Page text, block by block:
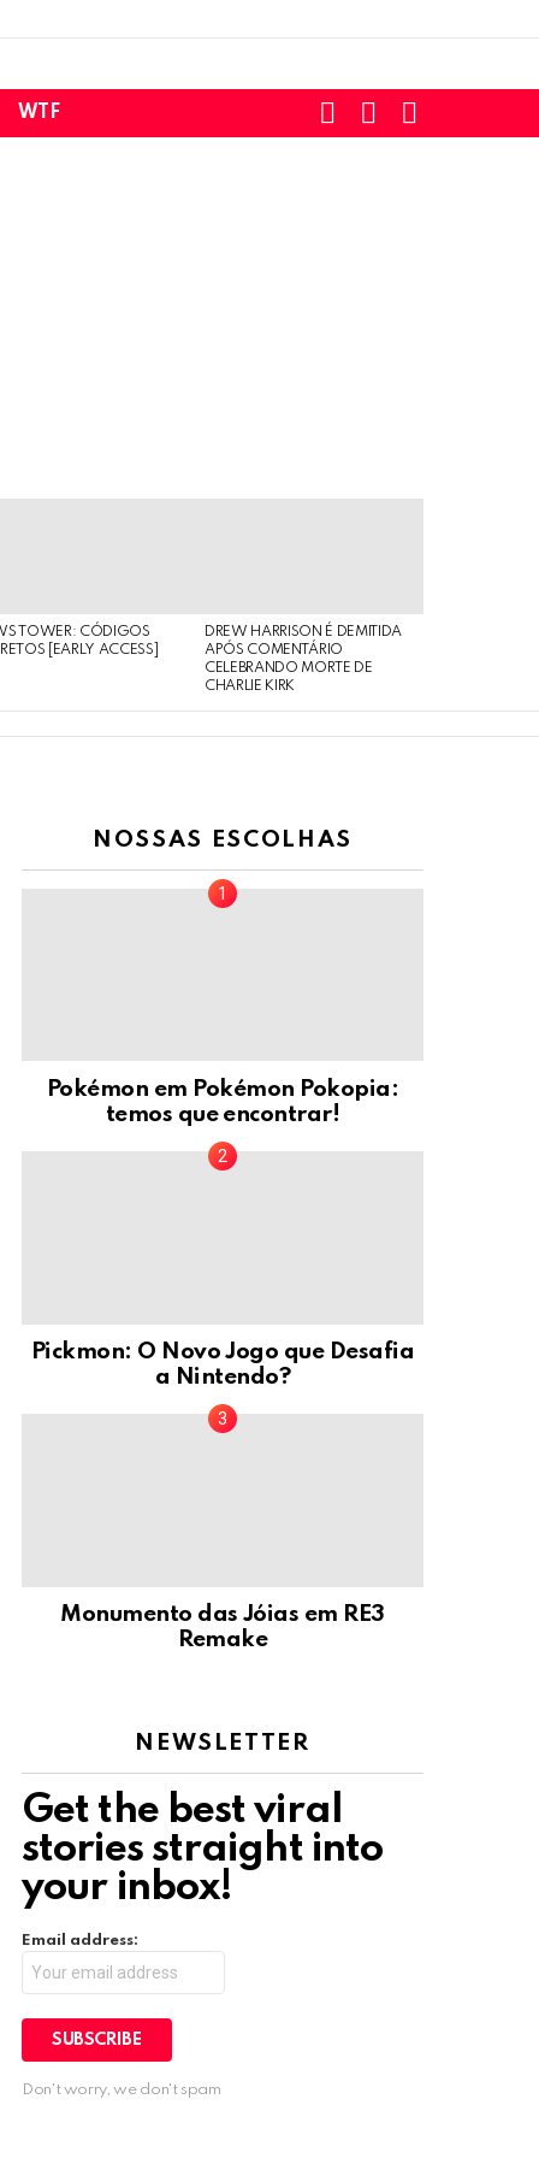
WTF
SWITCH
SKIN
SEARCH
TOWER: CÓDIGOS
[EARLY ACCESS]
DREW HARRISON É DEMITIDA
APÓS COMENTÁRIO
CELEBRANDO MORTE DE
CHARLIE KIRK
NOSSAS ESCOLHAS
Pokémon em Pokémon Pokopia:
temos que encontrar!
Pickmon: O Novo Jogo que Desafia
a Nintendo?
Monumento das Jóias em RE3
Remake
NEWSLETTER
Get the best viral
stories straight into
your inbox!
Email address:
Don't worry, we don't spam